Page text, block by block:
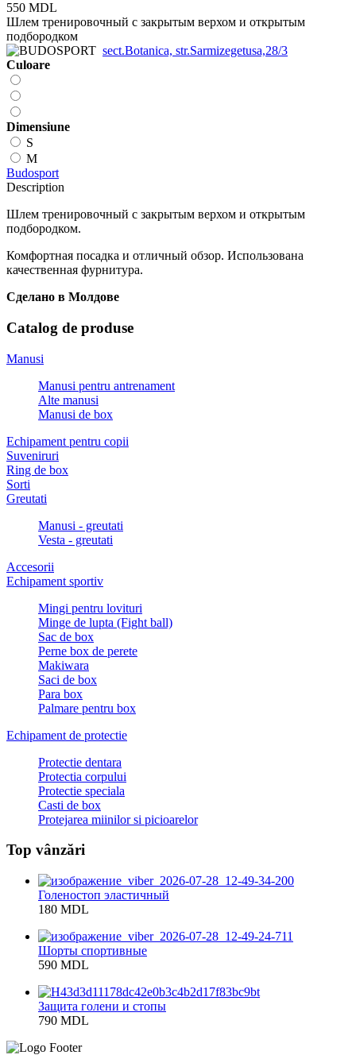
550 MDL
Шлем тренировочный с закрытым верхом и открытым
подбородком
sect.Botanica, str.Sarmizegetusa,28/3
Сuloare
Dimensiune
S
M
Budosport
Description
Шлем тренировочный с закрытым верхом и открытым
подбородком.
Комфортная посадка и отличный обзор. Использована
качественная фурнитура.
Сделано в Молдове
Catalog de produse
Manusi
Manusi pentru antrenament
Alte manusi
Manusi de box
Echipament pentru copii
Suveniruri
Ring de box
Sorti
Greutati
Manusi - greutati
Vesta - greutati
Accesorii
Echipament sportiv
Mingi pentru lovituri
Minge de lupta (Fight ball)
Sac de box
Perne box de perete
Makiwara
Saci de box
Para box
Palmare pentru box
Echipament de protectie
Protectie dentara
Protectia corpului
Protectie speciala
Casti de box
Protejarea miinilor si picioarelor
Top vânzări
Голеностоп эластичный
180 MDL
Шорты спортивные
590 MDL
Защита голени и стопы
790 MDL